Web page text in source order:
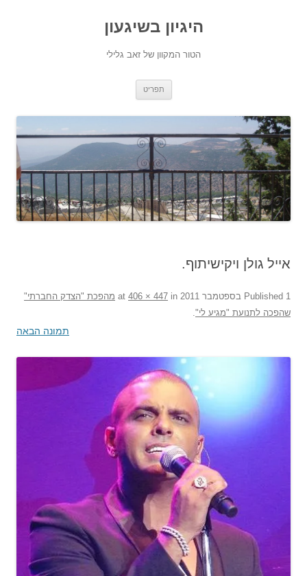
היגיון בשיגעון
הטור המקוון של זאב גלילי
תפריט
אייל גולן ויקישיתוף.
Published 1 בספטמבר 2011 406 × 447 in
מהפכת "הצדק החברתי"
שהפכה לתנועת "מגיע לי"
תמונה הבאה